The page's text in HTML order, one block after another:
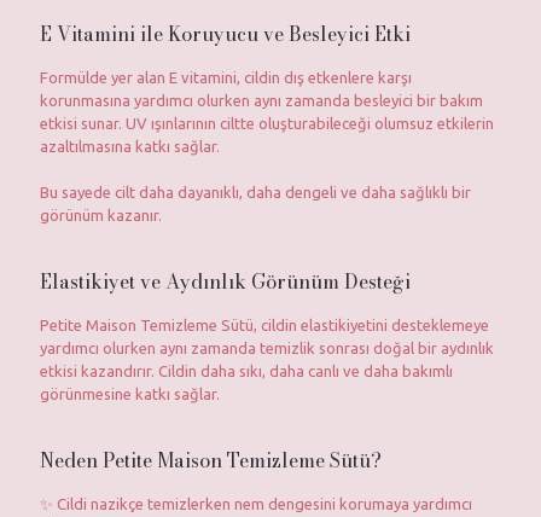
E Vitamini ile Koruyucu ve Besleyici Etki
Formülde yer alan E vitamini, cildin dış etkenlere karşı
korunmasına yardımcı olurken aynı zamanda besleyici bir bakım
etkisi sunar. UV ışınlarının ciltte oluşturabileceği olumsuz etkilerin
azaltılmasına katkı sağlar.
Bu sayede cilt daha dayanıklı, daha dengeli ve daha sağlıklı bir
görünüm kazanır.
Elastikiyet ve Aydınlık Görünüm Desteği
Petite Maison Temizleme Sütü, cildin elastikiyetini desteklemeye
yardımcı olurken aynı zamanda temizlik sonrası doğal bir aydınlık
etkisi kazandırır. Cildin daha sıkı, daha canlı ve daha bakımlı
görünmesine katkı sağlar.
Neden Petite Maison Temizleme Sütü?
✨ Cildi nazikçe temizlerken nem dengesini korumaya yardımcı